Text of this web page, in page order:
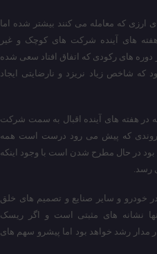
که معامله می کنند بیشتر شده اما
های آینده شرکت های کوچک و غیر
های رکودی که اتفاق افتاد سعی شده
شاخص زیاد نریزد و نارضایتی ایجاد
در هفته های آینده اقبال به سمت شرکت
که پیش می رود درست است همه
بود در حال مطرح شدن است با وجود اینکه
رسد.
خودرو و سایر صنایع و تصمیم های خلق
نشانه های مثبتی است و اگر ریسک
مدار رشد خواهد بود اما پیشرو سهم های